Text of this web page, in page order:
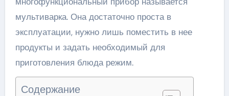
мультиварка. Она достаточно проста в
эксплуатации, нужно лишь поместить в нее
продукты и задать необходимый для
приготовления блюда режим.
Содержание